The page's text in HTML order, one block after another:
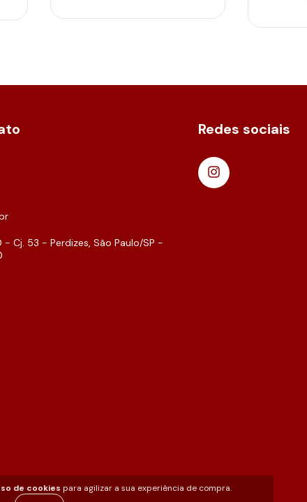
de cookies para agilizar a sua experiência de compra.
- Cj. 53 - Perdizes, São Paulo/SP -
Redes sociais